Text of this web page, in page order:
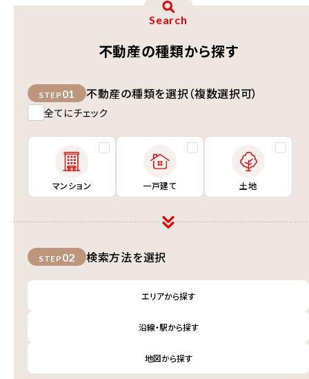
Search
不動産の種類から探す
STEP 01 不動産の種類を選択（複数選択可）
全てにチェック
マンション 一戸建て 土地
STEP 02 検索方法を選択
エリアから探す
沿線・駅から探す
地図から探す